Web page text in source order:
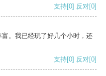
支持[0] 反对[0]
。我已经玩了好几个小时，还
支持[0] 反对[0]